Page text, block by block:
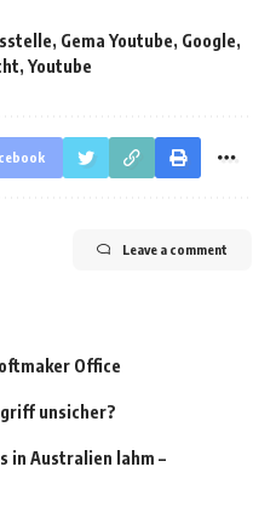
, Gema Youtube, Google,
, Youtube
Leave a comment
Office
unsicher?
in Australien lahm –